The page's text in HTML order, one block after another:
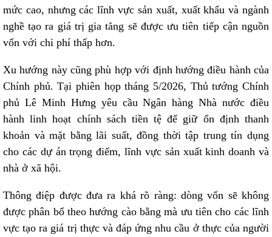
mức cao, nhưng các lĩnh vực sản xuất, xuất khẩu và ngành
nghề tạo ra giá trị gia tăng sẽ được ưu tiên tiếp cận nguồn
vốn với chi phí thấp hơn.
Xu hướng này cũng phù hợp với định hướng điều hành của
Chính phủ. Tại phiên họp tháng 5/2026, Thủ tướng Chính
phủ Lê Minh Hưng yêu cầu Ngân hàng Nhà nước điều
hành linh hoạt chính sách tiền tệ để giữ ổn định thanh
khoản và mặt bằng lãi suất, đồng thời tập trung tín dụng
cho các dự án trọng điểm, lĩnh vực sản xuất kinh doanh và
nhà ở xã hội.
Thông điệp được đưa ra khá rõ ràng: dòng vốn sẽ không
được phân bổ theo hướng cào bằng mà ưu tiên cho các lĩnh
vực tạo ra giá trị thực và đáp ứng nhu cầu ở thực của người